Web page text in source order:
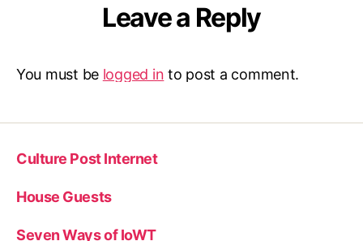
Leave a Reply
You must be logged in to post a comment.
Culture Post Internet
House Guests
Seven Ways of IoWT